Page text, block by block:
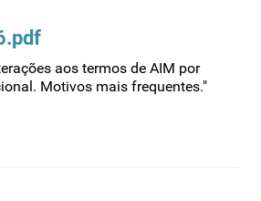
aos termos de AIM por
Motivos mais frequentes."